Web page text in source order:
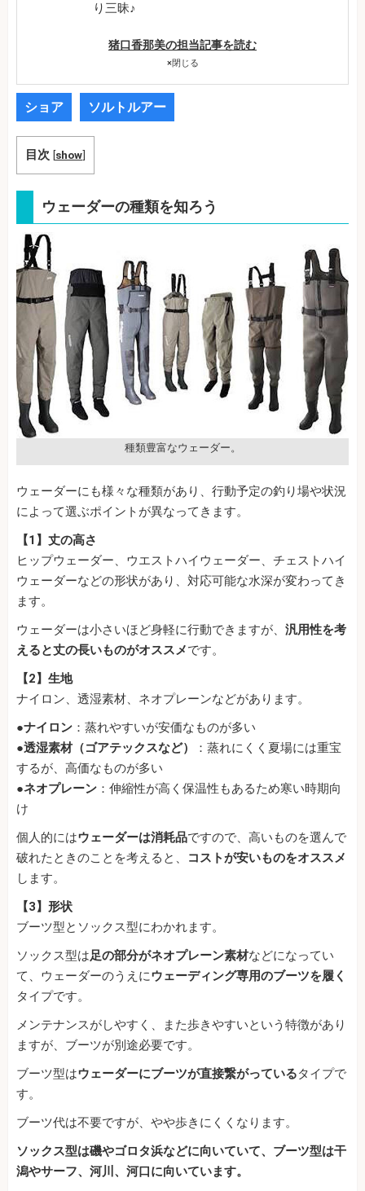
り三昧♪
猪口香那美の担当記事を読む
×閉じる
ショア ソルトルアー
目次 [show]
ウェーダーの種類を知ろう
種類豊富なウェーダー。
ウェーダーにも様々な種類があり、行動予定の釣り場や状況
によって選ぶポイントが異なってきます。
【1】丈の高さ
ヒップウェーダー、ウエストハイウェーダー、チェストハイ
ウェーダーなどの形状があり、対応可能な水深が変わってき
ます。
ウェーダーは小さいほど身軽に行動できますが、 汎用性を考
えると丈の長いものがオススメです。
【2】生地
ナイロン、透湿素材、ネオプレーンなどがあります。
●ナイロン ：蒸れやすいが安価なものが多い
●透湿素材（ゴアテックスなど）
：蒸れにくく夏場には重宝
するが、高価なものが多い
●ネオプレーン ：伸縮性が高く保温性もあるため寒い時期向
け
個人的にはウェーダーは消耗品ですので、高いものを選んで
破れたときのことを考えると、
コストが安いものをオススメ
します。
【3】形状
ブーツ型とソックス型にわかれます。
ソックス型は足の部分がネオプレーン素材などになってい
て、ウェーダーのうえにウェーディング専用のブーツを履く
タイプです。
メンテナンスがしやすく、また歩きやすいという特徴があり
ますが、ブーツが別途必要です。
ブーツ型はウェーダーにブーツが直接繋がっているタイプで
す。
ブーツ代は不要ですが、やや歩きにくくなります。
ソックス型は磯やゴロタ浜などに向いていて、ブーツ型は干
潟やサーフ、河川、河口に向いています。